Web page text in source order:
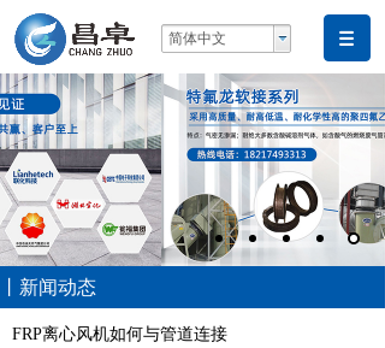
简体中文
丨新闻动态
FRP离心风机如何与管道连接